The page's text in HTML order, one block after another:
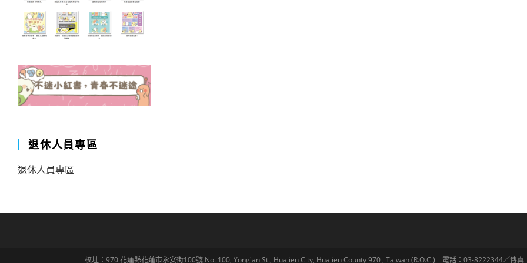
退休人員專區
退休人員專區
校址：970 花蓮縣花蓮市永安街100號 No. 100, Yong'an St., Hualien City, Hualien County 970 , Taiwan (R.O.C.) 電話：03-8222344／傳